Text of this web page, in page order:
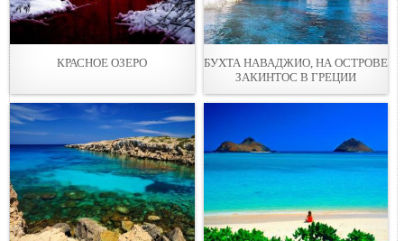
КРАСНОЕ ОЗЕРО
БУХТА НАВАДЖИО, НА ОСТРОВЕ
ЗАКИНТОС В ГРЕЦИИ